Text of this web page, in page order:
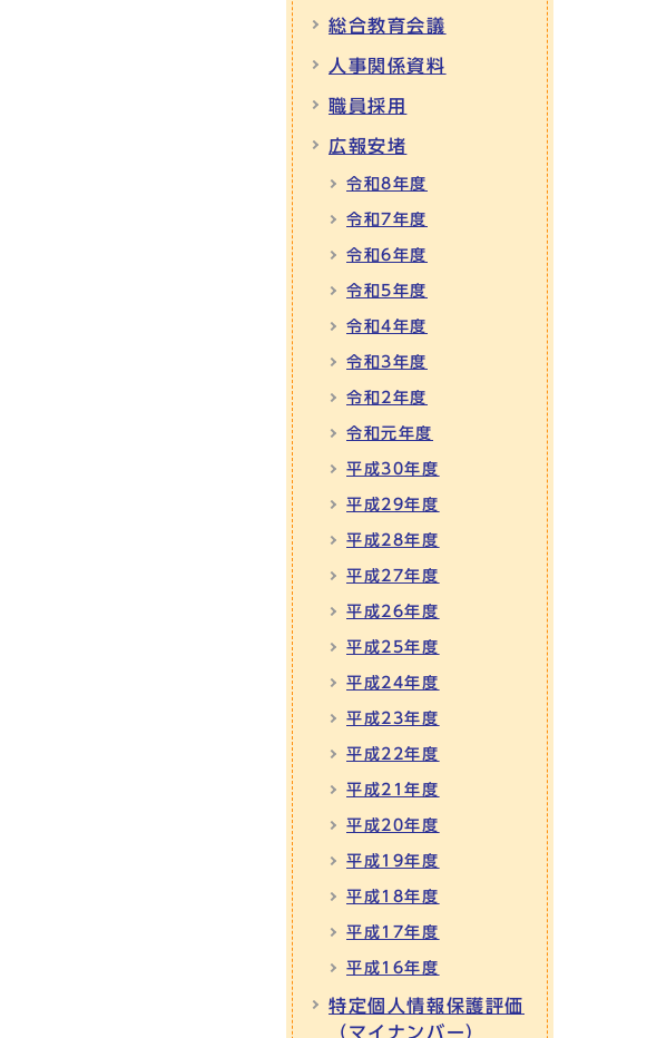
総合教育会議
人事関係資料
職員採用
広報安堵
令和8年度
令和7年度
令和6年度
令和5年度
令和4年度
令和3年度
令和2年度
令和元年度
平成30年度
平成29年度
平成28年度
平成27年度
平成26年度
平成25年度
平成24年度
平成23年度
平成22年度
平成21年度
平成20年度
平成19年度
平成18年度
平成17年度
平成16年度
特定個人情報保護評価
（マイナンバー）